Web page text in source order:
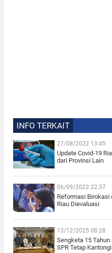
INFO TERKAIT
27/08/2022 13:45
Update Covid-19
dari Provinsi Lain
06/09/2022 22:37
Reformasi Birokasi
Riau Dievaluasi
13/12/2025 08:28
Sengketa 15 Tahun
SPR Tetap